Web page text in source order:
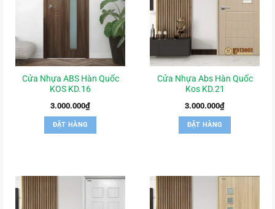
Cửa Nhựa ABS Hàn Quốc
KOS KD.16
3.000.000₫
ĐẶT HÀNG
Cửa Nhựa Abs Hàn Quốc
Kos KD.21
3.000.000₫
ĐẶT HÀNG